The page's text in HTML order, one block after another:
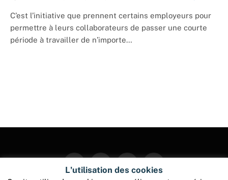
C’est l’initiative que prennent certains employeurs pour
permettre à leurs collaborateurs de passer une courte
période à travailler de n’importe…
FacebookTwitter InstagramPinterest
L'utilisation des cookies